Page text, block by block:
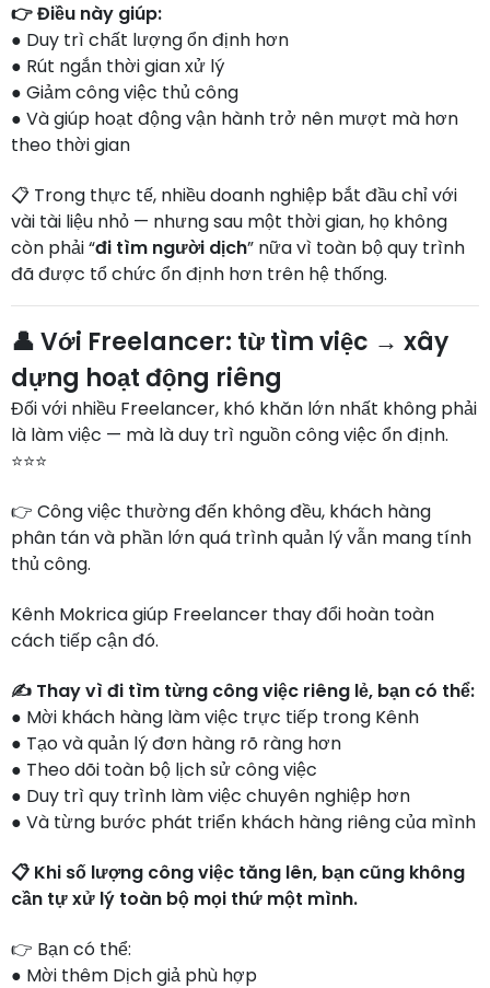
👉 Điều này giúp:
● Duy trì chất lượng ổn định hơn
● Rút ngắn thời gian xử lý
● Giảm công việc thủ công
● Và giúp hoạt động vận hành trở nên mượt mà hơn
theo thời gian
📋 Trong thực tế, nhiều doanh nghiệp bắt đầu chỉ với
vài tài liệu nhỏ — nhưng sau một thời gian, họ không
còn phải “đi tìm người dịch” nữa vì toàn bộ quy trình
đã được tổ chức ổn định hơn trên hệ thống.
👤 Với Freelancer: từ tìm việc → xây
dựng hoạt động riêng
Đối với nhiều Freelancer, khó khăn lớn nhất không phải
là làm việc — mà là duy trì nguồn công việc ổn định.
⭐⭐⭐
👉 Công việc thường đến không đều, khách hàng
phân tán và phần lớn quá trình quản lý vẫn mang tính
thủ công.
Kênh Mokrica giúp Freelancer thay đổi hoàn toàn
cách tiếp cận đó.
✍️ Thay vì đi tìm từng công việc riêng lẻ, bạn có thể:
● Mời khách hàng làm việc trực tiếp trong Kênh
● Tạo và quản lý đơn hàng rõ ràng hơn
● Theo dõi toàn bộ lịch sử công việc
● Duy trì quy trình làm việc chuyên nghiệp hơn
● Và từng bước phát triển khách hàng riêng của mình
📋 Khi số lượng công việc tăng lên, bạn cũng không
cần tự xử lý toàn bộ mọi thứ một mình.
👉 Bạn có thể:
● Mời thêm Dịch giả phù hợp